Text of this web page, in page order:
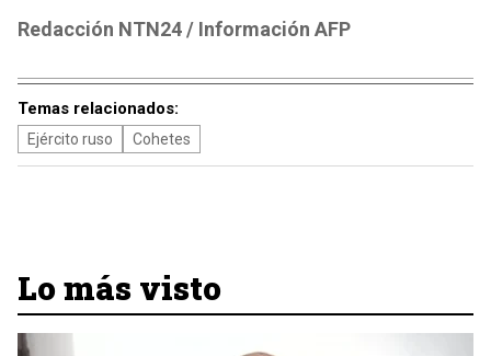
Redacción NTN24 / Información AFP
Temas relacionados:
Ejército ruso Cohetes
Lo más visto